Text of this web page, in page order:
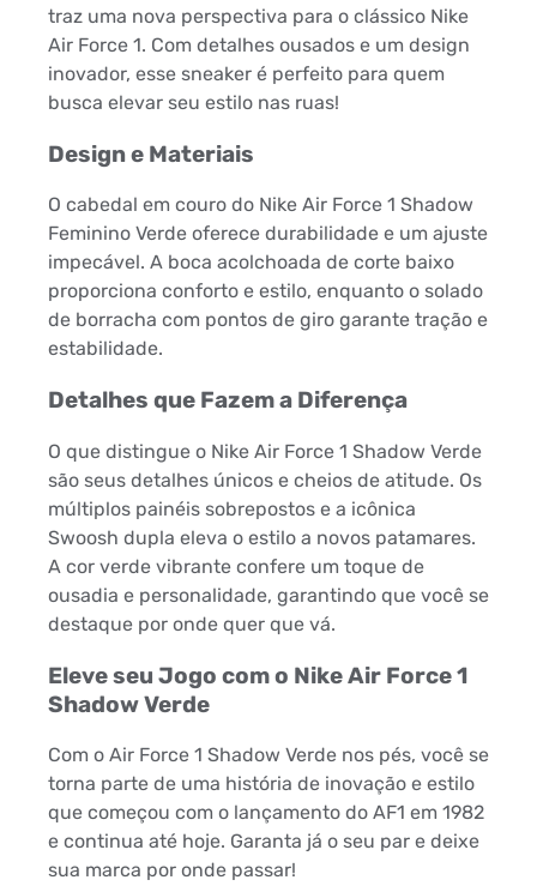
traz uma nova perspectiva para o clássico Nike
Air Force 1. Com detalhes ousados e um design
inovador, esse sneaker é perfeito para quem
busca elevar seu estilo nas ruas!
Design e Materiais
O cabedal em couro do Nike Air Force 1 Shadow
Feminino Verde oferece durabilidade e um ajuste
impecável. A boca acolchoada de corte baixo
proporciona conforto e estilo, enquanto o solado
de borracha com pontos de giro garante tração e
estabilidade.
Detalhes que Fazem a Diferença
O que distingue o Nike Air Force 1 Shadow Verde
são seus detalhes únicos e cheios de atitude. Os
múltiplos painéis sobrepostos e a icônica
Swoosh dupla eleva o estilo a novos patamares.
A cor verde vibrante confere um toque de
ousadia e personalidade, garantindo que você se
destaque por onde quer que vá.
Eleve seu Jogo com o Nike Air Force 1
Shadow Verde
Com o Air Force 1 Shadow Verde nos pés, você se
torna parte de uma história de inovação e estilo
que começou com o lançamento do AF1 em 1982
e continua até hoje. Garanta já o seu par e deixe
sua marca por onde passar!